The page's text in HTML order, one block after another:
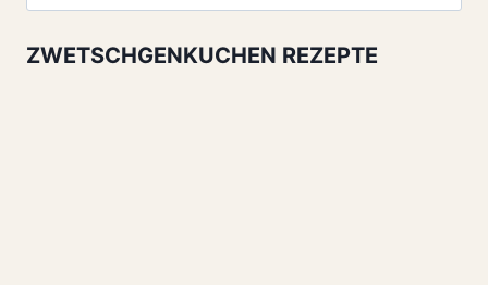
nach:
ZWETSCHGENKUCHEN REZEPTE